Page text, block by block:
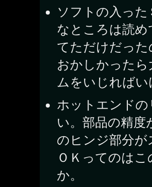
ソフトの入っ
なところは読
てただけだっ
おかしかった
ムをいじれば
ホットエンド
い。部品の精
のヒンジ部分
ＯＫってのは
か。